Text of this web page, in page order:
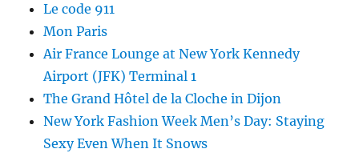
Le code 911
Mon Paris
Air France Lounge at New York Kennedy
Airport (JFK) Terminal 1
The Grand Hôtel de la Cloche in Dijon
New York Fashion Week Men’s Day: Staying
Sexy Even When It Snows